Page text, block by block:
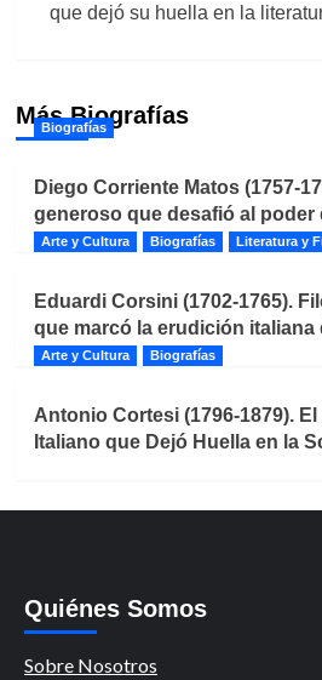
que dejó su huella en la
Más Biografías
Biografías
Diego Corriente Matos (1757-
generoso que desafió al poder
Arte y Cultura Biografías Literatura y
Eduardi Corsini (1702-1765).
que marcó la erudición italiana
Arte y Cultura Biografías
Antonio Cortesi (1796-1879).
Italiano que Dejó Huella en la
Quiénes Somos
Sobre Nosotros